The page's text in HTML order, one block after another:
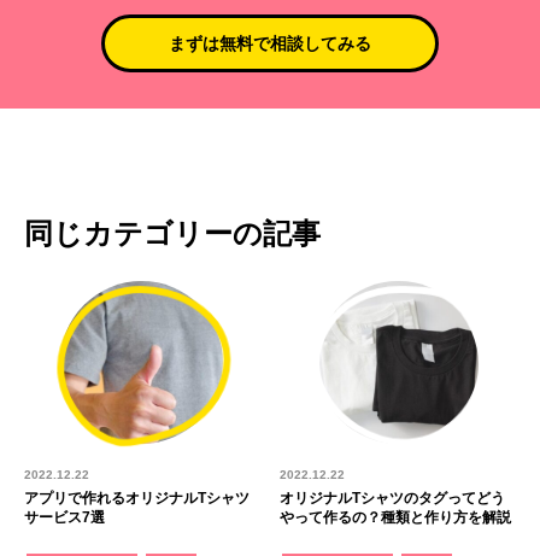
まずは無料で相談してみる
同じカテゴリーの記事
2022.12.22
アプリで作れるオリジナルTシャツ
サービス7選
2022.12.22
オリジナルTシャツのタグってどう
やって作るの？種類と作り方を解説